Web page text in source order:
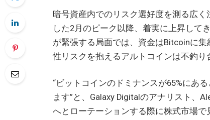
暗号資産内でのリスク選好度を測る広
した2月のピーク以降、着実に上昇して
が緊張する局面では、資金はBitcoinに
性リスクを抱えるアルトコインは不釣り
“ビットコインのドミナンスが65%にあ
ます”と、Galaxy Digitalのアナリスト、
へとローテーションする際に株式市場